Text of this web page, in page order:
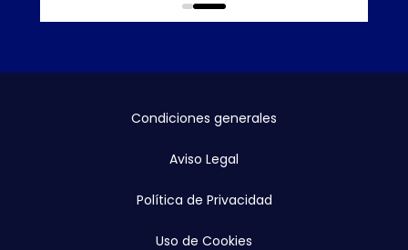
0 1
Condiciones generales
Aviso Legal
Política de Privacidad
Uso de Cookies